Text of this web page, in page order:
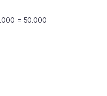
= 50.000